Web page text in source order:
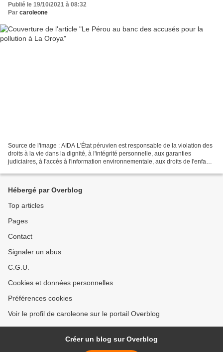
Publié le 19/10/2021 à 08:32
Par caroleone
Source de l'image : AIDA L'État péruvien est responsable de la violation des
droits à la vie dans la dignité, à l'intégrité personnelle, aux garanties
judiciaires, à l'accès à l'information environnementale, aux droits de l'enfant,
Hébergé par Overblog
Top articles
Pages
Contact
Signaler un abus
C.G.U.
Cookies et données personnelles
Préférences cookies
Voir le profil de caroleone sur le portail Overblog
Créer un blog sur Overblog